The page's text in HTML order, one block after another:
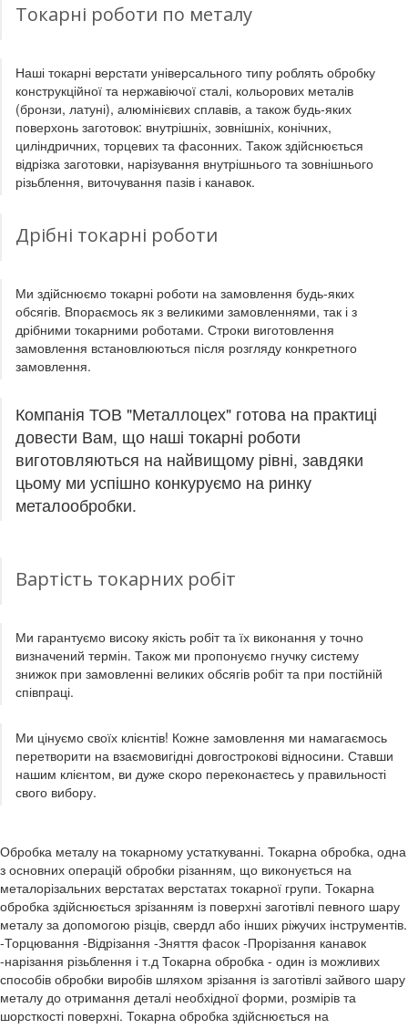
Токарні роботи по металу
Наші токарні верстати універсального типу роблять обробку
конструкційної та нержавіючої сталі, кольорових металів
(бронзи, латуні), алюмінієвих сплавів, а також будь-яких
поверхонь заготовок: внутрішніх, зовнішніх, конічних,
циліндричних, торцевих та фасонних. Також здійснюється
відрізка заготовки, нарізування внутрішнього та зовнішнього
різьблення, виточування пазів і канавок.
Дрібні токарні роботи
Ми здійснюємо токарні роботи на замовлення будь-яких
обсягів. Впораємось як з великими замовленнями, так і з
дрібними токарними роботами. Строки виготовлення
замовлення встановлюються після розгляду конкретного
замовлення.
Компанія ТОВ "Металлоцех" готова на практиці
довести Вам, що наші токарні роботи
виготовляються на найвищому рівні, завдяки
цьому ми успішно конкуруємо на ринку
металообробки.
Вартість токарних робіт
Ми гарантуємо високу якість робіт та їх виконання у точно
визначений термін. Також ми пропонуємо гнучку систему
знижок при замовленні великих обсягів робіт та при постійній
співпраці.
Ми цінуємо своїх клієнтів! Кожне замовлення ми намагаємось
перетворити на взаємовигідні довгострокові відносини. Ставши
нашим клієнтом, ви дуже скоро переконаєтесь у правильності
свого вибору.
Обробка металу на токарному устаткуванні. Токарна обробка, одна
з основних операцій обробки різанням, що виконується на
металорізальних верстатах верстатах токарної групи. Токарна
обробка здійснюється зрізанням із поверхні заготівлі певного шару
металу за допомогою різців, свердл або інших ріжучих інструментів.
-Торцювання -Відрізання -Зняття фасок -Прорізання канавок
-нарізання різьблення і т.д Токарна обробка - один із можливих
способів обробки виробів шляхом зрізання із заготівлі зайвого шару
металу до отримання деталі необхідної форми, розмірів та
шорсткості поверхні. Токарна обробка здійснюється на